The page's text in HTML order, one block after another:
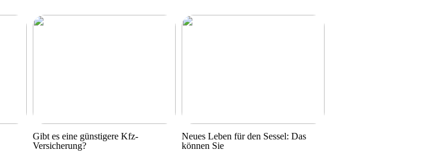
Gibt es eine günstigere Kfz-
Versicherung?
Neues Leben für den Sessel: Das
können Sie